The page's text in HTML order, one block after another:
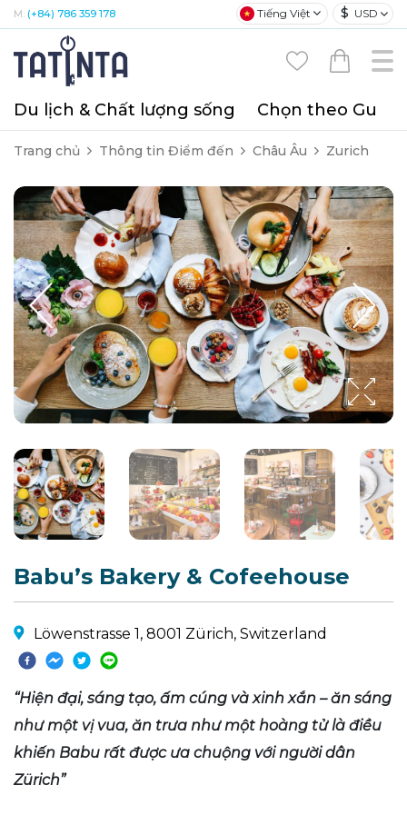
M: (+84) 786 359 178 Tiếng Việt $ USD
Du lịch & Chất lượng sống Chọn theo Gu
Trang chủ Thông tin Điểm đến Châu Âu Zurich
Babu’s Bakery & Cofeehouse
Löwenstrasse 1, 8001 Zürich, Switzerland
“Hiện đại, sáng tạo, ấm cúng và xinh xắn – ăn sáng
như một vị vua, ăn trưa như một hoàng tử là điều
khiến Babu rất được ưa chuộng với người dân
Zürich”